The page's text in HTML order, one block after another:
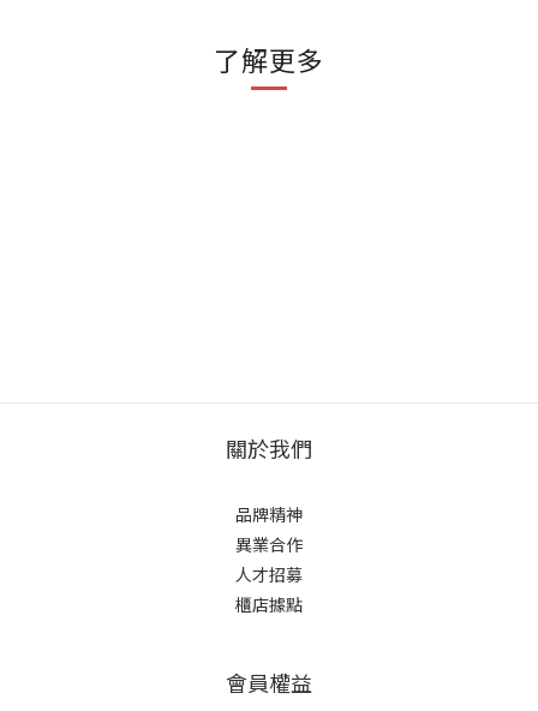
了解更多
關於我們
品牌精神
異業合作
人才招募
櫃店據點
會員權益